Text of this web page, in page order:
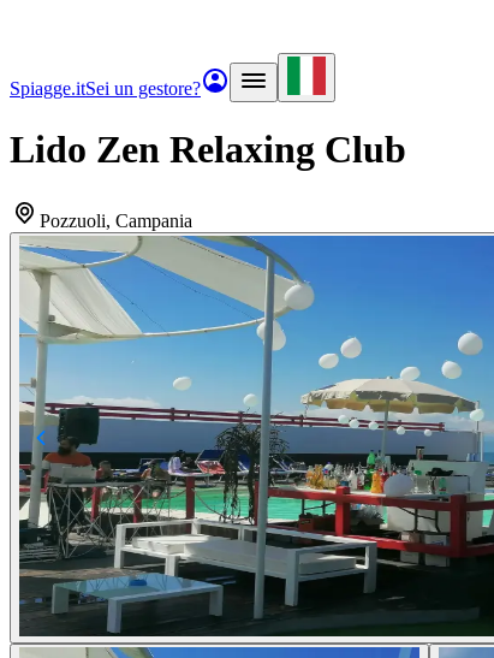
Spiagge.itSei un gestore?
Lido Zen Relaxing Club
Pozzuoli, Campania